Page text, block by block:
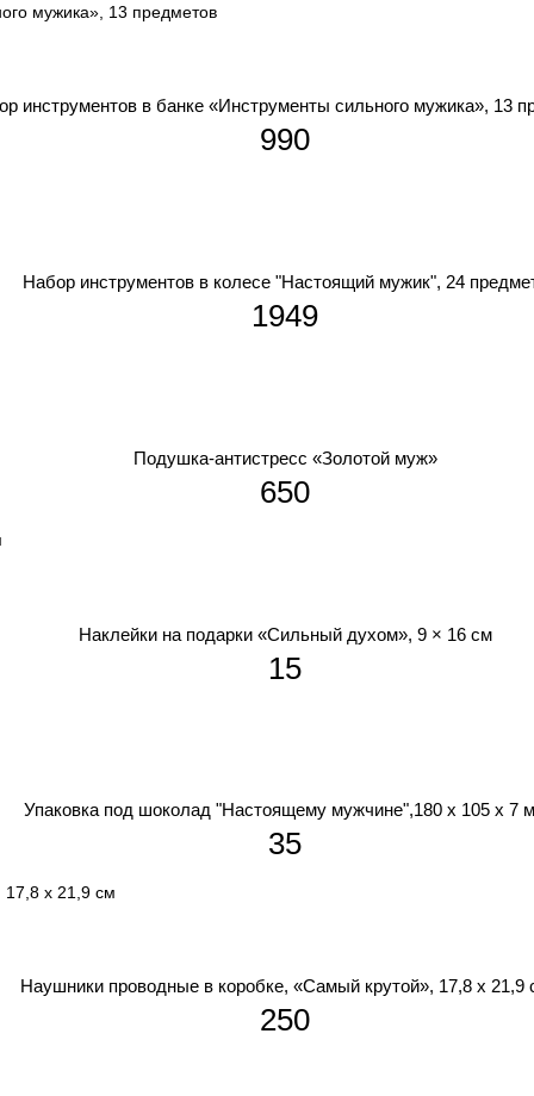
инструментов в банке «Инструменты сильного мужика», 13
990
Набор инструментов в колесе "Настоящий мужик", 24
1949
Подушка-антистресс «Золотой муж»
650
Наклейки на подарки «Сильный духом», 9 × 16 см
15
Упаковка под шоколад "Настоящему мужчине",180 х 105 х 7
35
Наушники проводные в коробке, «Самый крутой», 17,8 х 21,9
250